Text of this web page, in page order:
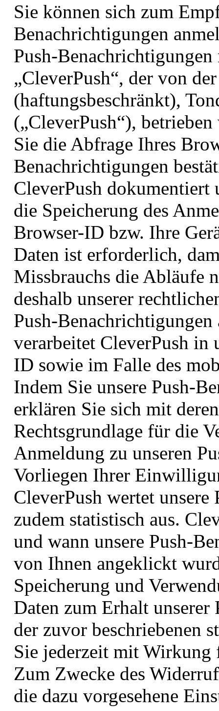
Sie können sich zum
Benachrichtigungen
Push-
„CleverPush“, der von
(haftungsbeschränkt),
(„CleverPush“),
Sie die Abfrage Ihres
Benachrichtigungen
CleverPush dokumentiert
die Speicherung des
Browser-ID bzw. Ihre
Daten ist erforderlich,
Missbrauchs die Abläufe
deshalb unserer
Push-
verarbeitet CleverPush in
ID sowie im Falle des
Indem Sie unsere Push-
erklären Sie sich mit
Rechtsgrundlage für die
Anmeldung zu unseren
Vorliegen Ihrer
CleverPush wertet
zudem statistisch aus.
und wann unsere Push-
von Ihnen angeklickt
Speicherung und
Daten zum Erhalt
der zuvor beschriebenen
Sie jederzeit mit
Zum Zwecke des
die dazu vorgesehene